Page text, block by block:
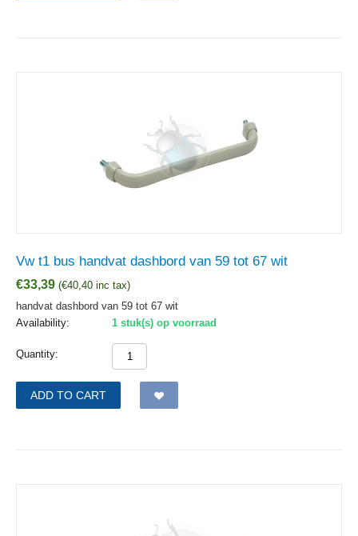
Vw t1 bus handvat dashbord van 59 tot 67 wit
€33,39 (€40,40 inc tax)
handvat dashbord van 59 tot 67 wit
Availability:
1 stuk(s) op voorraad
Quantity:
ADD TO CART